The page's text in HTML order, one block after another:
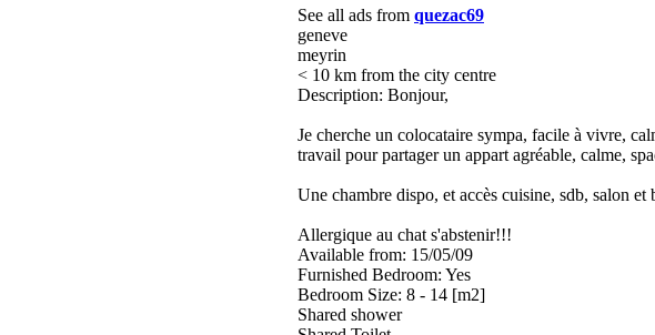
See all ads from quezac69
geneve
meyrin
< 10 km from the city centre
Description: Bonjour,
Je cherche un colocataire sympa, facile à vivre,
travail pour partager un appart agréable, calme,
Une chambre dispo, et accès cuisine, sdb, salon et
Allergique au chat s'abstenir!!!
Available from: 15/05/09
Furnished Bedroom: Yes
Bedroom Size: 8 - 14 [m2]
Shared shower